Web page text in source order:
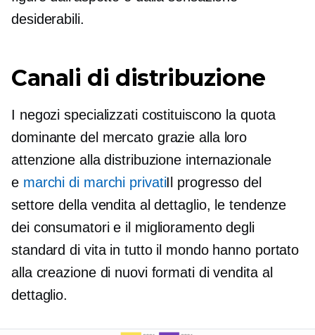
desiderabili.
Canali di distribuzione
I negozi specializzati costituiscono la quota
dominante del mercato grazie alla loro
attenzione alla distribuzione internazionale
e marchi di marchi privatiIl progresso del
settore della vendita al dettaglio, le tendenze
dei consumatori e il miglioramento degli
standard di vita in tutto il mondo hanno portato
alla creazione di nuovi formati di vendita al
dettaglio.